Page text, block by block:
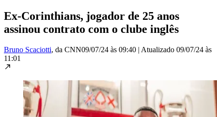
Ex-Corinthians, jogador de 25 anos
assinou contrato com o clube inglês
Bruno Scaciotti, da CNN09/07/24 às 09:40 | Atualizado 09/07/24 às
11:01